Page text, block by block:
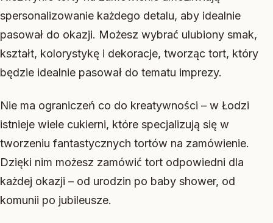
spersonalizowanie każdego detalu, aby idealnie
pasował do okazji. Możesz wybrać ulubiony smak,
kształt, kolorystykę i dekoracje, tworząc tort, który
będzie idealnie pasował do tematu imprezy.
Nie ma ograniczeń co do kreatywności – w Łodzi
istnieje wiele cukierni, które specjalizują się w
tworzeniu fantastycznych tortów na zamówienie.
Dzięki nim możesz zamówić tort odpowiedni dla
każdej okazji – od urodzin po baby shower, od
komunii po jubileusze.